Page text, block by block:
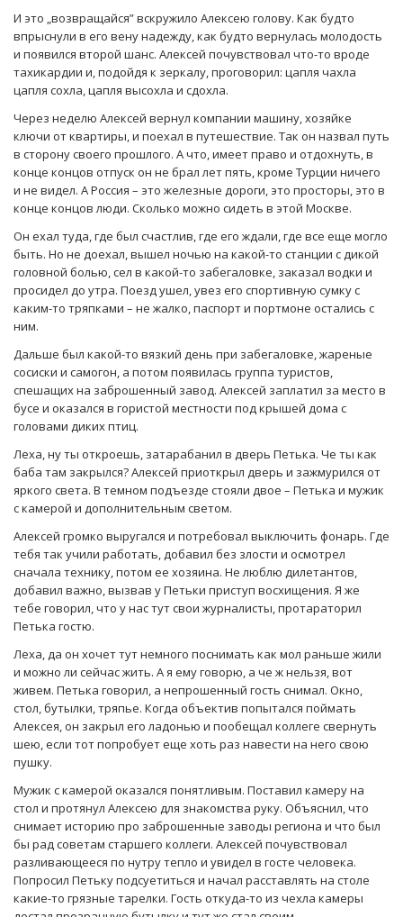
И это „возвращайся” вскружило Алексею голову. Как будто
впрыснули в его вену надежду, как будто вернулась молодость
и появился второй шанс. Алексей почувствовал что-то вроде
тахикардии и, подойдя к зеркалу, проговорил: цапля чахла
цапля сохла, цапля высохла и сдохла.
Через неделю Алексей вернул компании машину, хозяйке
ключи от квартиры, и поехал в путешествие. Так он назвал путь
в сторону своего прошлого. А что, имеет право и отдохнуть, в
конце концов отпуск он не брал лет пять, кроме Турции ничего
и не видел. А Россия – это железные дороги, это просторы, это в
конце концов люди. Сколько можно сидеть в этой Москве.
Он ехал туда, где был счастлив, где его ждали, где все еще могло
быть. Но не доехал, вышел ночью на какой-то станции с дикой
головной болью, сел в какой-то забегаловке, заказал водки и
просидел до утра. Поезд ушел, увез его спортивную сумку с
каким-то тряпками – не жалко, паспорт и портмоне остались с
ним.
Дальше был какой-то вязкий день при забегаловке, жареные
сосиски и самогон, а потом появилась группа туристов,
спешащих на заброшенный завод. Алексей заплатил за место в
бусе и оказался в гористой местности под крышей дома с
головами диких птиц.
Леха, ну ты откроешь, затарабанил в дверь Петька. Че ты как
баба там закрылся? Алексей приоткрыл дверь и зажмурился от
яркого света. В темном подъезде стояли двое – Петька и мужик
с камерой и дополнительным светом.
Алексей громко выругался и потребовал выключить фонарь. Где
тебя так учили работать, добавил без злости и осмотрел
сначала технику, потом ее хозяина. Не люблю дилетантов,
добавил важно, вызвав у Петьки приступ восхищения. Я же
тебе говорил, что у нас тут свои журналисты, протараторил
Петька гостю.
Леха, да он хочет тут немного поснимать как мол раньше жили
и можно ли сейчас жить. А я ему говорю, а че ж нельзя, вот
живем. Петька говорил, а непрошенный гость снимал. Окно,
стол, бутылки, тряпье. Когда объектив попытался поймать
Алексея, он закрыл его ладонью и пообещал коллеге свернуть
шею, если тот попробует еще хоть раз навести на него свою
пушку.
Мужик с камерой оказался понятливым. Поставил камеру на
стол и протянул Алексею для знакомства руку. Объяснил, что
снимает историю про заброшенные заводы региона и что был
бы рад советам старшего коллеги. Алексей почувствовал
разливающееся по нутру тепло и увидел в госте человека.
Попросил Петьку подсуетиться и начал расставлять на столе
какие-то грязные тарелки. Гость откуда-то из чехла камеры